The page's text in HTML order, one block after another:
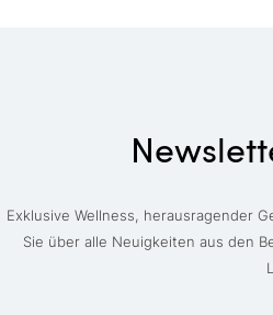
Exklusive Wellness, herausragender
Sie über alle Neuigkeiten aus den